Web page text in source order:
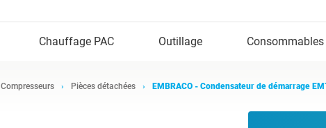
Chauffage PAC Outillage Consommables
Compresseurs Pièces détachées EMBRACO - Condensateur de démarrage